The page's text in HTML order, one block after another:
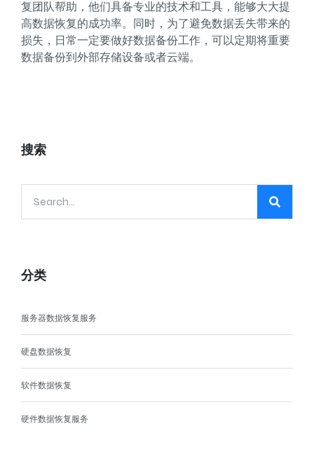
复团队帮助，他们具备专业的技术和工具，能够大大提
高数据恢复的成功率。同时，为了避免数据丢失带来的
损失，日常一定要做好数据备份工作，可以定期将重要
数据备份到外部存储设备或者云端。
搜索
分类
服务器数据恢复服务
硬盘数据恢复
软件数据恢复
硬件数据恢复服务